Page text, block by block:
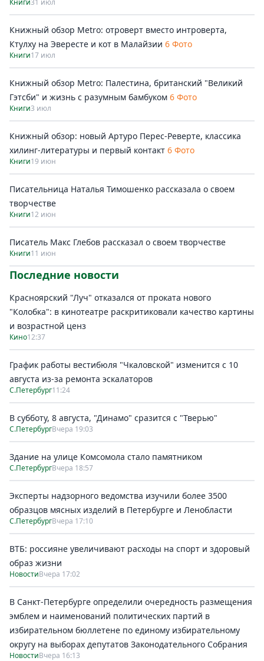
Книги31 июл
Книжный обзор Metro: отроверт вместо интроверта,
Ктулху на Эвересте и кот в Малайзии 6 Фото
Книги17 июл
Книжный обзор Metro: Палестина, британский "Великий
Гэтсби" и жизнь с разумным бамбуком 6 Фото
Книги3 июл
Книжный обзор: новый Артуро Перес-Реверте, классика
хилинг-литературы и первый контакт 6 Фото
Книги19 июн
Писательница Наталья Тимошенко рассказала о своем
творчестве
Книги12 июн
Писатель Макс Глебов рассказал о своем творчестве
Книги11 июн
Последние новости
Красноярский "Луч" отказался от проката нового
"Колобка": в кинотеатре раскритиковали качество картины
и возрастной ценз
Кино12:37
График работы вестибюля "Чкаловской" изменится с 10
августа из-за ремонта эскалаторов
С.Петербург11:24
В субботу, 8 августа, "Динамо" сразится с "Тверью"
С.ПетербургВчера 19:03
Здание на улице Комсомола стало памятником
С.ПетербургВчера 18:57
Эксперты надзорного ведомства изучили более 3500
образцов мясных изделий в Петербурге и Ленобласти
С.ПетербургВчера 17:10
ВТБ: россияне увеличивают расходы на спорт и здоровый
образ жизни
НовостиВчера 17:02
В Санкт-Петербурге определили очередность размещения
эмблем и наименований политических партий в
избирательном бюллетене по единому избирательному
округу на выборах депутатов Законодательного Собрания
НовостиВчера 16:13